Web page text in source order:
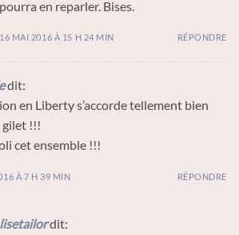
pourra en reparler. Bises.
16 MAI 2016 À 15 H 24 MIN RÉPONDRE
dit:
en Liberty s’accorde tellement bien
gilet !!!
cet ensemble !!!
À 7 H 39 MIN RÉPONDRE
lisetailordit: